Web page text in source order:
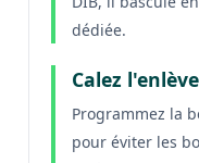
dédiée.
Calez
Programmez la
pour éviter les